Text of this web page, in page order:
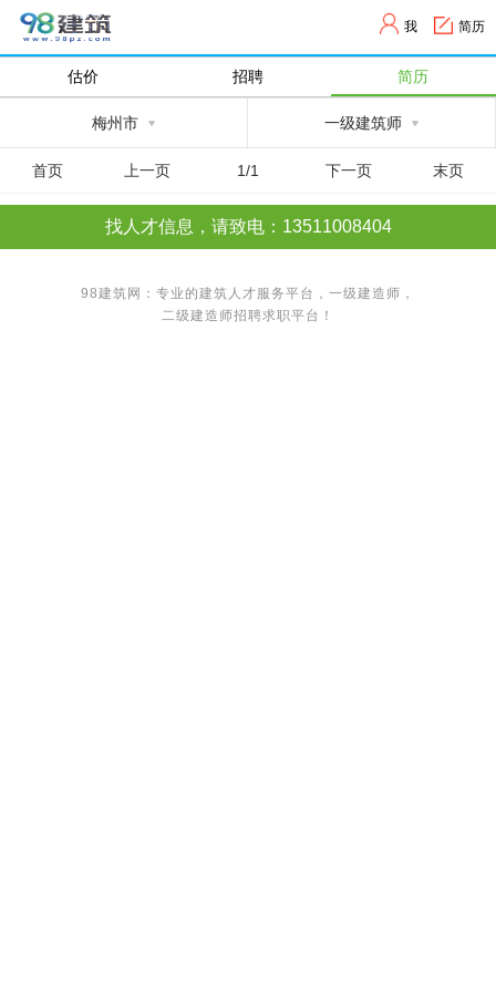
我 简历
估价 招聘 简历
梅州市 一级建筑师
首页 上一页 1/1 下一页 末页
找人才信息，请致电：13511008404
98建筑网：专业的建筑人才服务平台， 一级建造师 ，
二级建造师招聘求职平台！